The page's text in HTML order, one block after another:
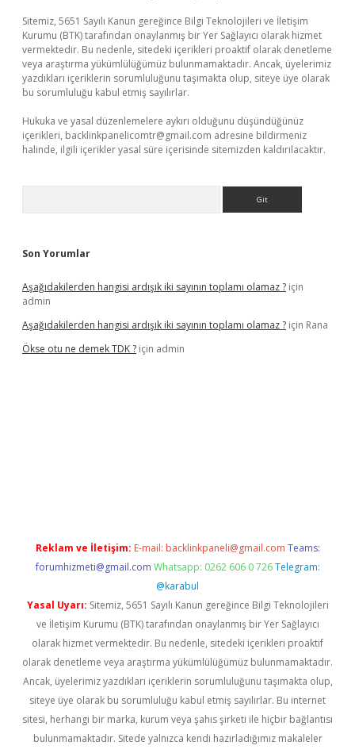
Sitemiz, 5651 Sayılı Kanun gereğince Bilgi Teknolojileri ve İletişim
Kurumu (BTK) tarafından onaylanmış bir Yer Sağlayıcı olarak hizmet
vermektedir. Bu nedenle, sitedeki içerikleri proaktif olarak denetleme
veya araştırma yükümlülüğümüz bulunmamaktadır. Ancak, üyelerimiz
yazdıkları içeriklerin sorumluluğunu taşımakta olup, siteye üye olarak
bu sorumluluğu kabul etmiş sayılırlar.
Hukuka ve yasal düzenlemelere aykırı olduğunu düşündüğünüz
içerikleri, backlinkpanelicomtr@gmail.com adresine bildirmeniz
halinde, ilgili içerikler yasal süre içerisinde sitemizden kaldırılacaktır.
Son Yorumlar
Aşağıdakilerden hangisi ardışık iki sayının toplamı olamaz ? için
admin
Aşağıdakilerden hangisi ardışık iki sayının toplamı olamaz ? için Rana
Ökse otu ne demek TDK ? için admin
Reklam ve İletişim: E-mail: backlinkpaneli@gmail.com Teams:
forumhizmeti@gmail.com Whatsapp: 0262 606 0 726 Telegram:
@karabul
Yasal Uyarı: Sitemiz, 5651 Sayılı Kanun gereğince Bilgi Teknolojileri
ve İletişim Kurumu (BTK) tarafından onaylanmış bir Yer Sağlayıcı
olarak hizmet vermektedir. Bu nedenle, sitedeki içerikleri proaktif
olarak denetleme veya araştırma yükümlülüğümüz bulunmamaktadır.
Ancak, üyelerimiz yazdıkları içeriklerin sorumluluğunu taşımakta olup,
siteye üye olarak bu sorumluluğu kabul etmiş sayılırlar. Bu internet
sitesi, herhangi bir marka, kurum veya şahıs şirketi ile hiçbir bağlantısı
bulunmamaktadır. Sitede yalnızca kendi hazırladığımız makaleler